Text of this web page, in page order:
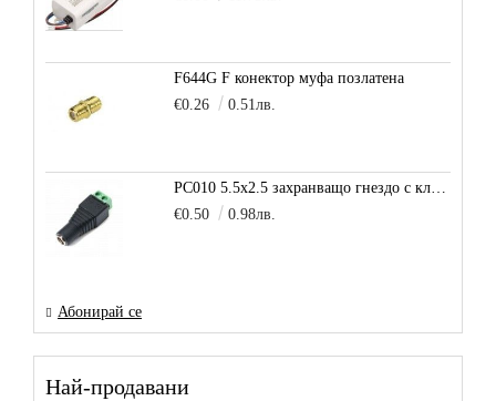
F644G F конектор муфа позлатена
€0.26
0.51лв.
PC010 5.5x2.5 захранващо гнездо с клема за кабел
€0.50
0.98лв.
Абонирай се
Най-продавани